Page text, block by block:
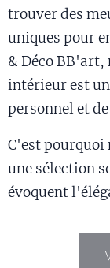
trouver des
uniques pour
& Déco BB'art,
intérieur est
personnel et
C'est pourquoi
une sélection
évoquent